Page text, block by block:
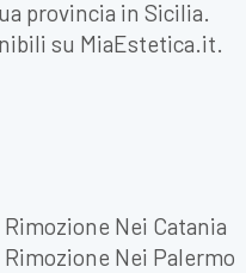
provincia in Sicilia.
su MiaEstetica.it.
Rimozione Nei Catania
Rimozione Nei Palermo